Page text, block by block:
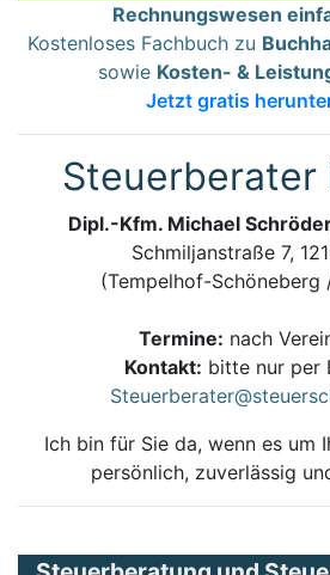
Rechnungswesen
Kostenloses Fachbuch zu
sowie Kosten- &
Jetzt gratis
Steuerberater
Dipl.-Kfm. Michael
Schmiljanstraße 7,
(Tempelhof-Schöneberg
Termine: nach
Kontakt: bitte nur per
Ich bin für Sie da, wenn es um
persönlich, zuverlässig